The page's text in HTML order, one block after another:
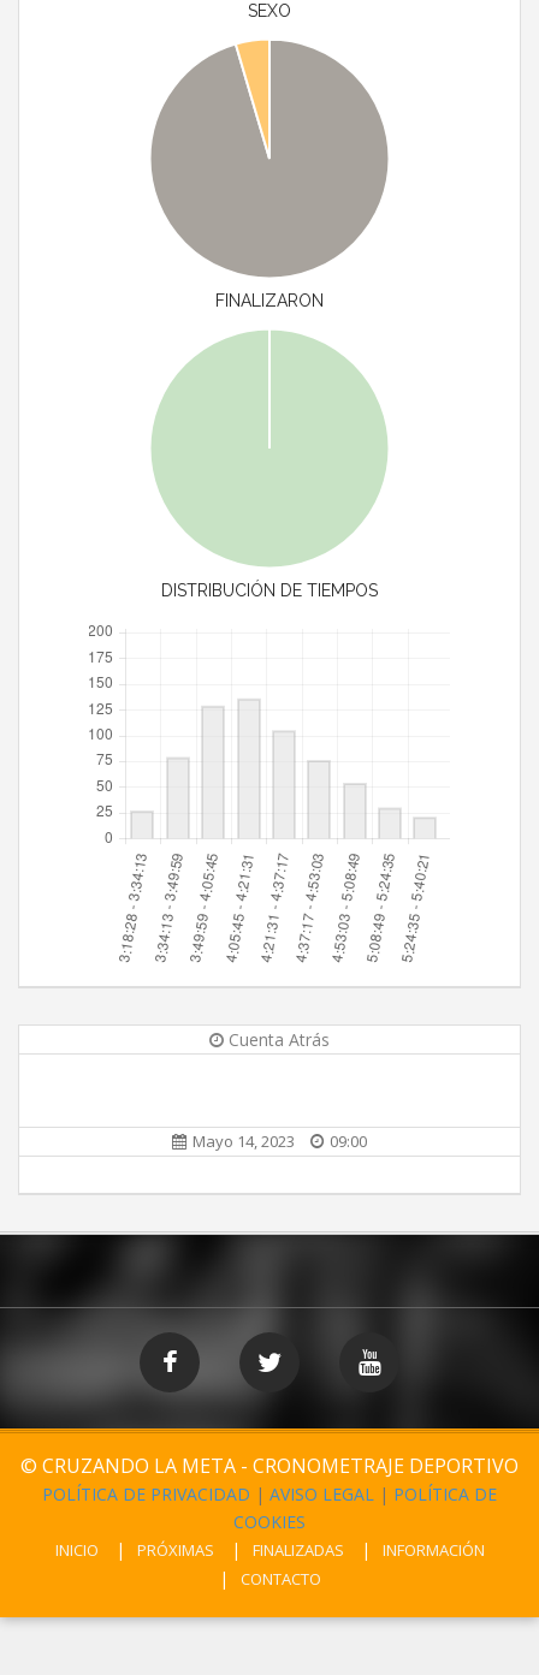
SEXO
FINALIZARON
DISTRIBUCIÓN DE TIEMPOS
Cuenta Atrás
Mayo 14, 2023 09:00
© CRUZANDO LA META - CRONOMETRAJE DEPORTIVO
POLÍTICA DE PRIVACIDAD | AVISO LEGAL | POLÍTICA DE
COOKIES
INICIO PRÓXIMAS FINALIZADAS
INFORMACIÓN
CONTACTO